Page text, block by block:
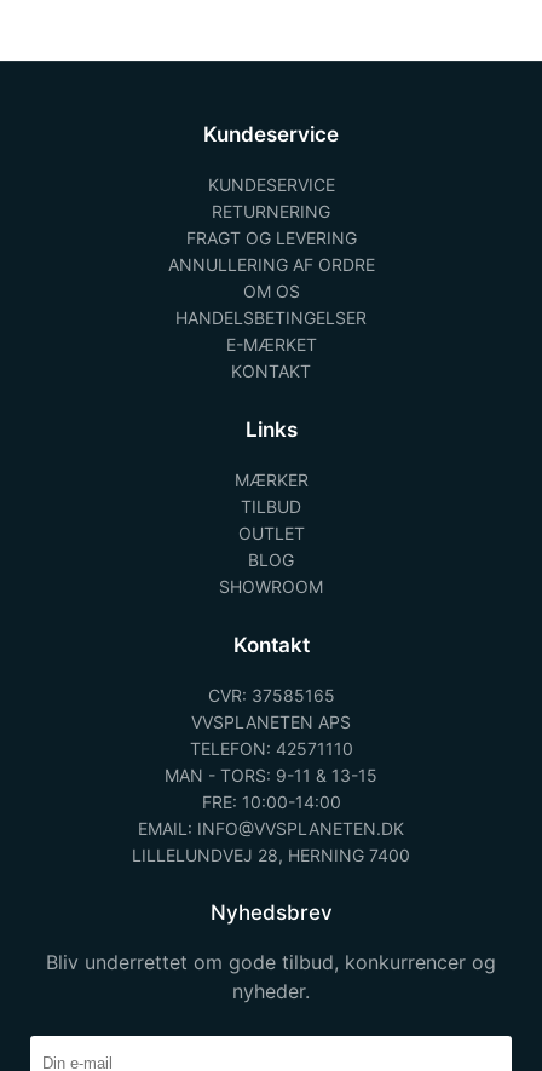
Kundeservice
KUNDESERVICE
RETURNERING
FRAGT OG LEVERING
ANNULLERING AF ORDRE
OM OS
HANDELSBETINGELSER
E-MÆRKET
KONTAKT
Links
MÆRKER
TILBUD
OUTLET
BLOG
SHOWROOM
Kontakt
CVR: 37585165
VVSPLANETEN APS
TELEFON: 42571110
MAN - TORS: 9-11 & 13-15
FRE: 10:00-14:00
EMAIL: INFO@VVSPLANETEN.DK
LILLELUNDVEJ 28, HERNING 7400
Nyhedsbrev
Bliv underrettet om gode tilbud, konkurrencer og
nyheder.